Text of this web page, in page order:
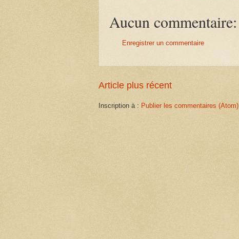
Aucun commentaire:
Enregistrer un commentaire
Article plus récent
Inscription à : Publier les commentaires (Atom)